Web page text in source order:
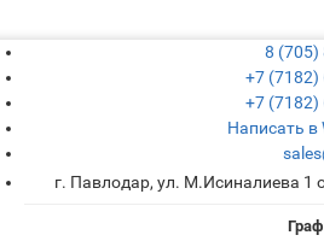
8 (705)
+7 (7182)
+7 (7182)
Написать в
г. Павлодар, ул. М.Исиналиева 1